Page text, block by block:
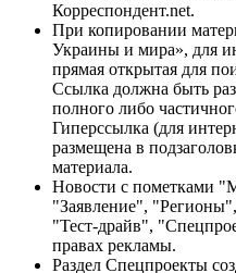
Корреспондент.net.
При копировании
Украины и мира», для
прямая открытая для
Ссылка должна быть
полного либо
Гиперссылка (для
размещена в
материала.
Новости с пометками
"Заявление",
"Тест-драйв",
правах рекламы.
Раздел Спецпроекты